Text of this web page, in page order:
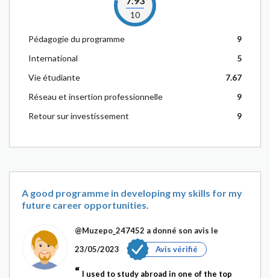
10
Pédagogie du programme
9
International
5
Vie étudiante
7.67
Réseau et insertion professionnelle
9
Retour sur investissement
9
A good programme in developing my skills for my
future career opportunities.
@Muzepo_247452 a donné son avis le
23/05/2023
Avis vérifié
I used to study abroad in one of the top